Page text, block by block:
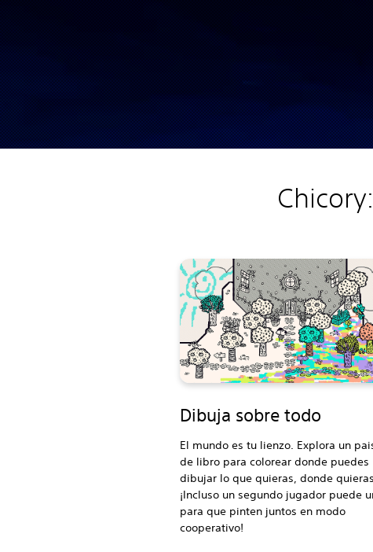
Dibuja sobre todo
El mundo es tu lienzo. Explora un
de libro para colorear donde puedes
dibujar lo que quieras, donde
¡Incluso un segundo jugador puede
para que pinten juntos en modo
cooperativo!